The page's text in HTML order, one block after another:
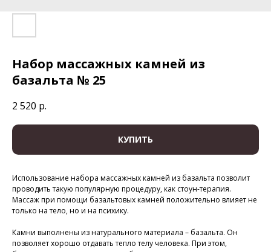
Набор массажных камней из
базальта № 25
2 520 р.
КУПИТЬ
Использование набора массажных камней из базальта позволит
проводить такую популярную процедуру, как стоун-терапия.
Массаж при помощи базальтовых камней положительно влияет не
только на тело, но и на психику.
Камни выполнены из натурального материала – базальта. Он
позволяет хорошо отдавать тепло телу человека. При этом,